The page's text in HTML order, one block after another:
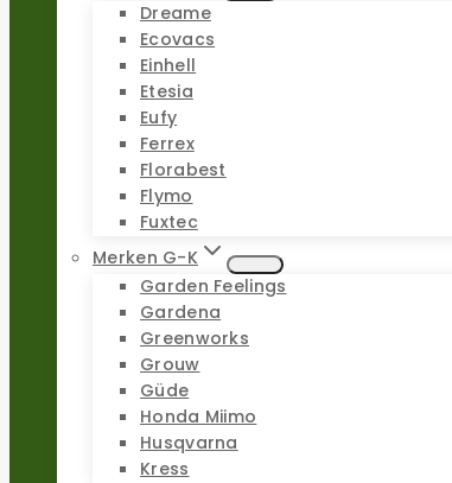
Dreame
Ecovacs
Einhell
Etesia
Eufy
Ferrex
Florabest
Flymo
Fuxtec
Merken G-K
Garden Feelings
Gardena
Greenworks
Grouw
Güde
Honda Miimo
Husqvarna
Kress